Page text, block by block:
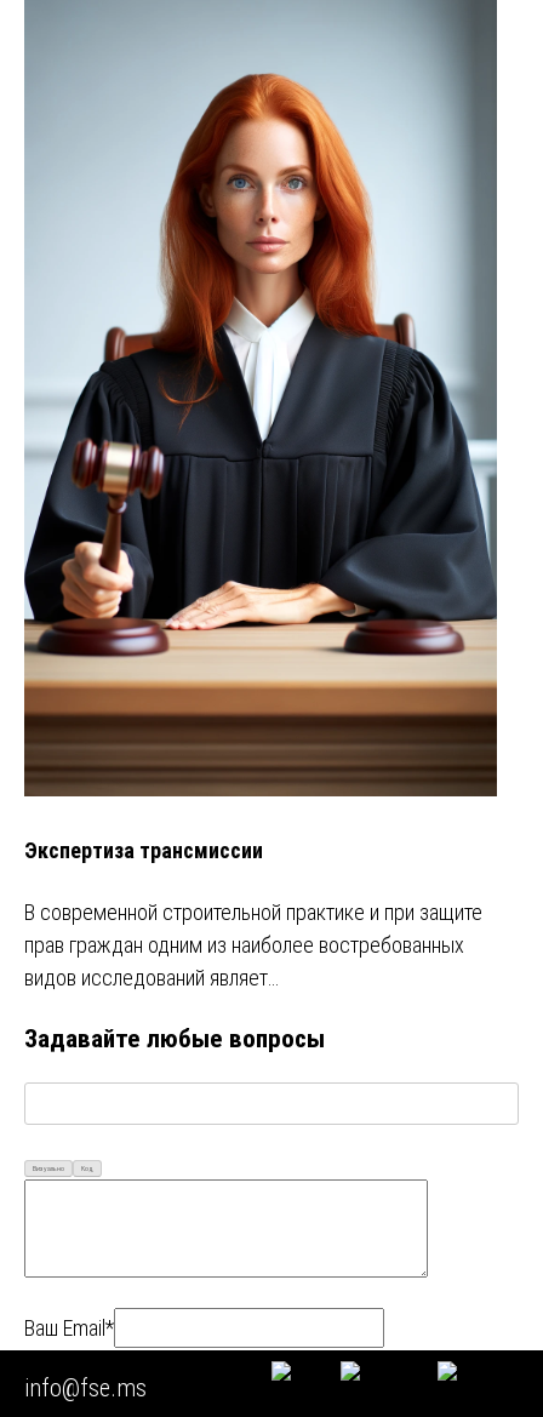
Экспертиза трансмиссии
В современной строительной практике и при защите
прав граждан одним из наиболее востребованных
видов исследований являет…
Задавайте любые вопросы
Визуально Код
Ваш Email*
Ваше имя*
info@fse.ms